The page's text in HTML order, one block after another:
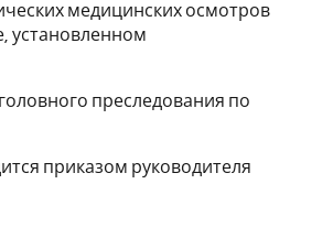
медицинских осмотров
установленном
преследования по
приказом руководителя